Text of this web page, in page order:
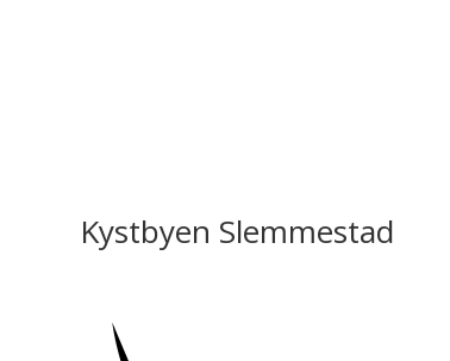
Kystbyen Slemmestad